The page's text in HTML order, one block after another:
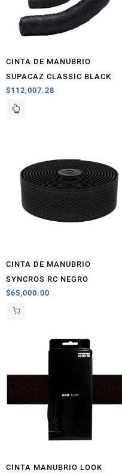
CINTA DE MANUBRIO
SUPACAZ CLASSIC BLACK
$112,007.28
CINTA DE MANUBRIO
SYNCROS RC NEGRO
$65,000.00
CINTA MANUBRIO LOOK